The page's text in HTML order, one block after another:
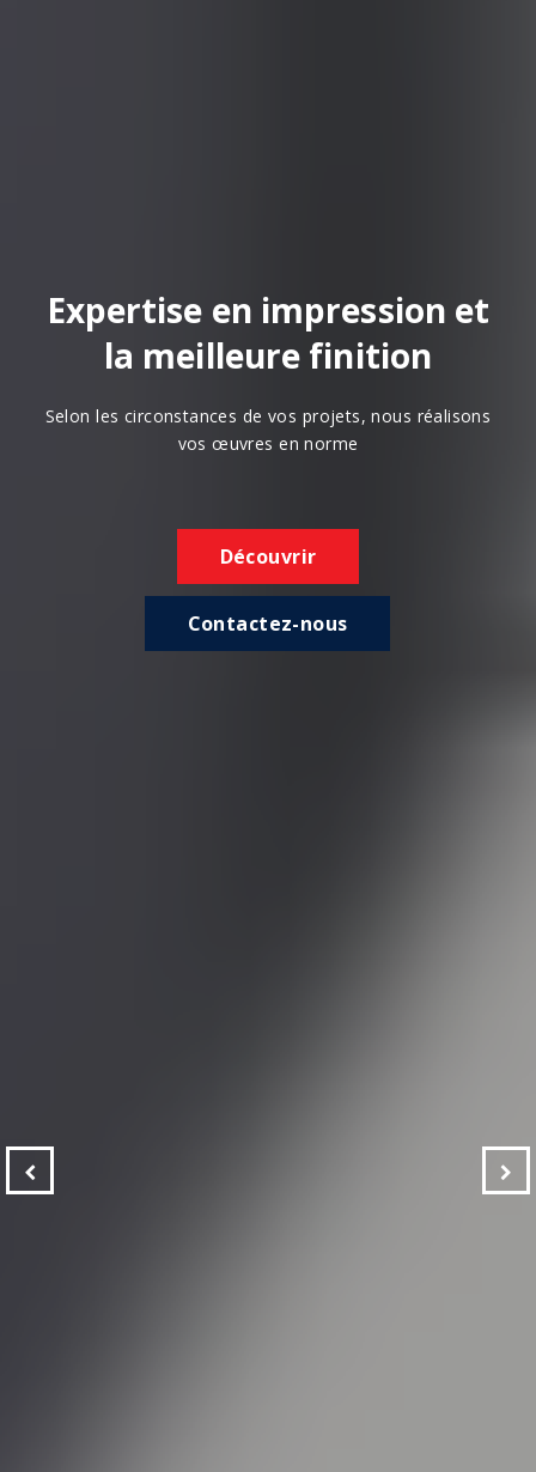
Expertise en impression et
la meilleure finition
Selon les circonstances de vos projets, nous réalisons
vos œuvres en norme
Découvrir
Contactez-nous